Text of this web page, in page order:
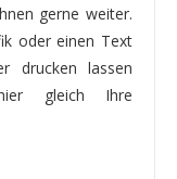
gerne weiter.
oder einen Text
drucken lassen
gleich Ihre